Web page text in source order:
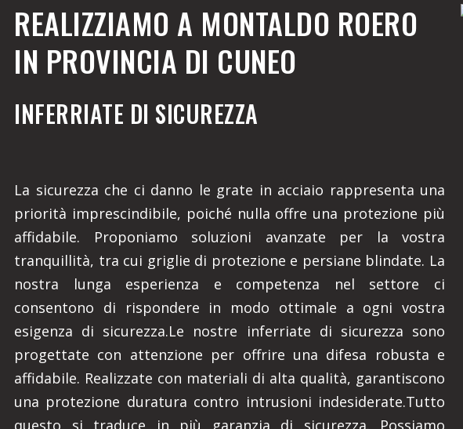
REALIZZIAMO A MONTALDO ROERO
IN PROVINCIA DI CUNEO
INFERRIATE DI SICUREZZA
La sicurezza che ci danno le grate in acciaio rappresenta una
priorità imprescindibile, poiché nulla offre una protezione più
affidabile. Proponiamo soluzioni avanzate per la vostra
tranquillità, tra cui griglie di protezione e persiane blindate. La
nostra lunga esperienza e competenza nel settore ci
consentono di rispondere in modo ottimale a ogni vostra
esigenza di sicurezza.Le nostre inferriate di sicurezza sono
progettate con attenzione per offrire una difesa robusta e
affidabile. Realizzate con materiali di alta qualità, garantiscono
una protezione duratura contro intrusioni indesiderate.Tutto
questo si traduce in più garanzia di sicurezza. Possiamo